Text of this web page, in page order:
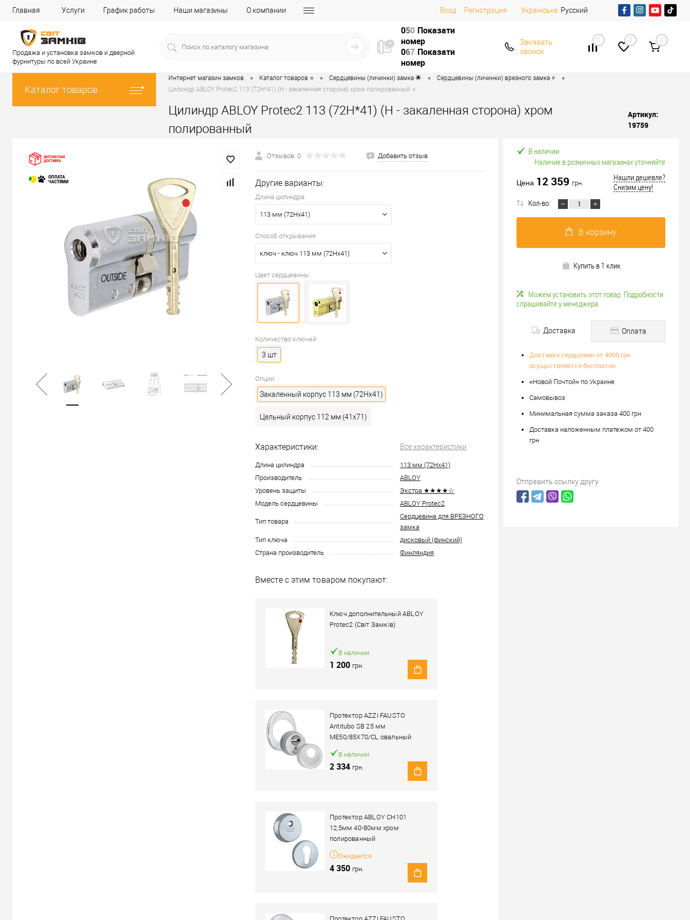
Главная Услуги График работы Наши магазины О компании Вход Регистрация Українська Русский
Продажа и установка замков и дверной
фурнитуры по всей Украине
050 Показати
номер
067 Показати
номер
Заказать
звонок
0 0 0
Каталог товаров
Интернет магазин замков • Каталог товаров ⭐ • Сердцевины (личинки) замка 🌟 • Сердцевины (личинки) врезного замка ⚡️ •
Цилиндр ABLOY Protec2 113 (72H*41) (H - закаленная сторона) хром полированный ⭐
Цилиндр ABLOY Protec2 113 (72H*41) (H - закаленная сторона) хром
полированный
Артикул:
19759
Отзывов: 0 Добавить отзыв
Другие варианты:
Длина цилиндра:
113 мм (72Hx41)
Способ открывания:
ключ - ключ 113 мм (72Hx41)
Цвет сердцевины:
Количество ключей:
3 шт
Опции:
Закаленный корпус 113 мм (72Hx41)
Цельный корпус 112 мм (41x71)
Характеристики: Все характеристики
Длина цилиндра
113 мм (72Hx41)
Производитель
ABLOY
Уровень защиты
Экстра ★★★★☆
Модель сердцевины
ABLOY Protec2
Тип товара
Сердцевина для ВРЕЗНОГО
замка
Тип ключа
дисковый (финский)
Страна производитель
Финляндия
Вместе с этим товаром покупают:
Ключ дополнительный ABLOY
Protec2 (Світ Замків)
В наличии
1 200 грн.
Протектор AZZI FAUSTO
Antitubo SB 25 мм
ME50/85X70/CL овальный
широкий хром полированный
В наличии
2 334 грн.
Протектор ABLOY CH101
12,5мм 40-80мм хром
полированный
Ожидается
4 350 грн.
В наличии
Наличие в розничных магазинах уточняйте
Цена 12 359 грн.
Нашли дешевле?
Снизим цену!
Кол-во:
В корзину
Купить в 1 клик
Можем установить этот товар. Подробности
спрашивайте у менеджера.
Доставка Оплата
Доставка сердцевин от 4000 грн
осуществляется бесплатно
«Новой Почтой» по Украине
Самовывоз
Минимальная сумма заказа 400 грн
Доставка наложенным платежом от 400
грн
Отправить ссылку другу